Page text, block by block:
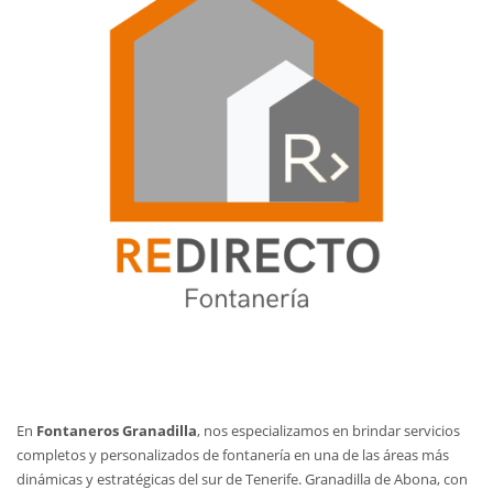
En Fontaneros Granadilla, nos especializamos en brindar servicios
completos y personalizados de fontanería en una de las áreas más
dinámicas y estratégicas del sur de Tenerife. Granadilla de Abona, con